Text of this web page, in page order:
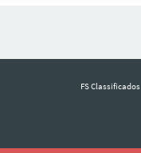
FS Classificados